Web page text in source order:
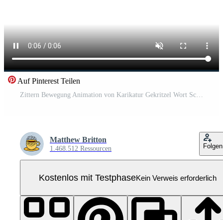
Auf Pinterest Teilen
Zittern Bewegung Animation von Karikatur Gekritzel Wort Schlecht Pro Video
Matthew Britton
1.468.512 Ressourcen Folgen
Kostenlos mit TestphaseKein Verweis erforderlich